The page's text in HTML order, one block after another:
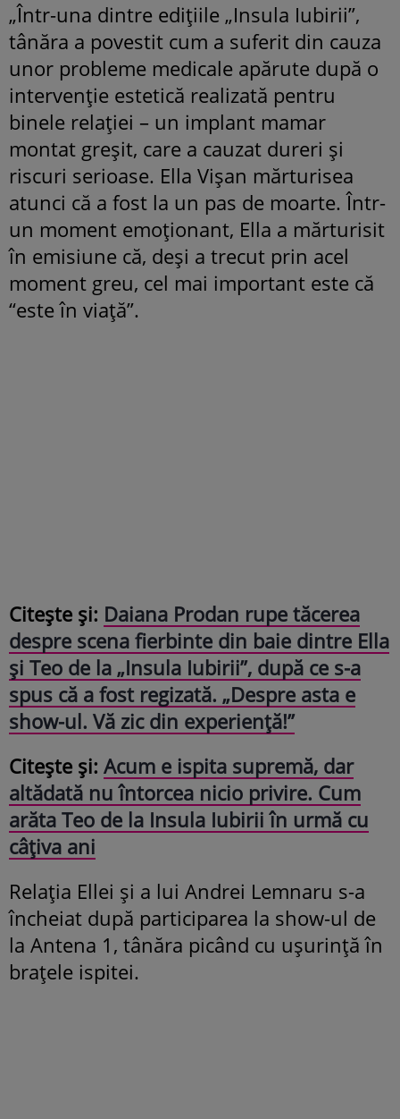
„Într-una dintre edițiile „Insula Iubirii”,
tânăra a povestit cum a suferit din cauza
unor probleme medicale apărute după o
intervenție estetică realizată pentru
binele relației – un implant mamar
montat greșit, care a cauzat dureri și
riscuri serioase. Ella Vișan mărturisea
atunci că a fost la un pas de moarte. Într-
un moment emoționant, Ella a mărturisit
în emisiune că, deși a trecut prin acel
moment greu, cel mai important este că
“este în viață”.
Citește și: Daiana Prodan rupe tăcerea
despre scena fierbinte din baie dintre Ella
și Teo de la „Insula Iubirii”, după ce s-a
spus că a fost regizată. „Despre asta e
show-ul. Vă zic din experiență!”
Citește și: Acum e ispita supremă, dar
altădată nu întorcea nicio privire. Cum
arăta Teo de la Insula Iubirii în urmă cu
câțiva ani
Relația Ellei și a lui Andrei Lemnaru s-a
încheiat după participarea la show-ul de
la Antena 1, tânăra picând cu ușurință în
brațele ispitei.